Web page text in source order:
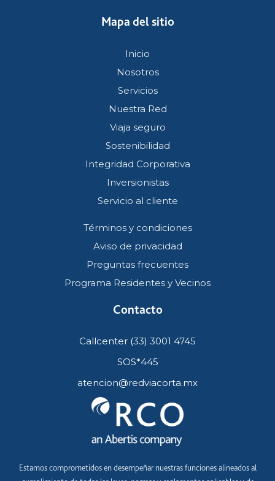
Estamos comprometidos en desempeñar nuestras funciones alineados al
Mapa del sitio
Inicio
Nosotros
Servicios
Nuestra Red
Viaja seguro
Sostenibilidad
Integridad Corporativa
Inversionistas
Servicio al cliente
Términos y condiciones
Aviso de privacidad
Preguntas frecuentes
Programa Residentes y Vecinos
Contacto
Callcenter (33) 3001 4745
SOS*445
atencion@redviacorta.mx